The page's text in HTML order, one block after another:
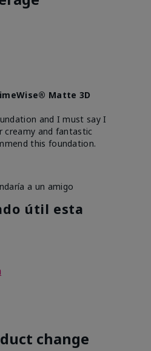
Matte 3D
and I must say I
creamy and fantastic
this foundation.
a un amigo
útil esta
change